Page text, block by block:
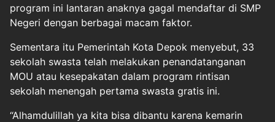
program ini lantaran anaknya gagal mendaftar di SMP
Negeri dengan berbagai macam faktor.
Sementara itu Pemerintah Kota Depok menyebut, 33
sekolah swasta telah melakukan penandatanganan
MOU atau kesepakatan dalam program rintisan
sekolah menengah pertama swasta gratis ini.
“Alhamdulillah ya kita bisa dibantu karena kemarin